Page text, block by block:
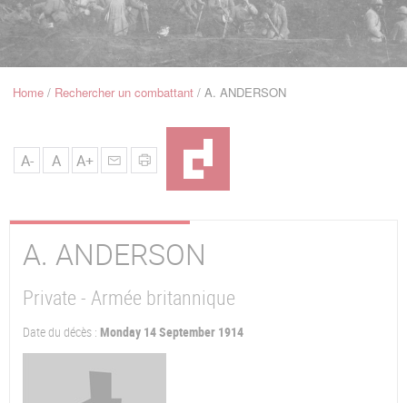
Navigation
Breadcrumb
Home Rechercher un combattant A. ANDERSON
A- A A+
A. ANDERSON
Private - Armée britannique
Date du décès : Monday 14 September 1914